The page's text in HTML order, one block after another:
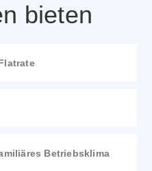
bieten
Betriebsklima